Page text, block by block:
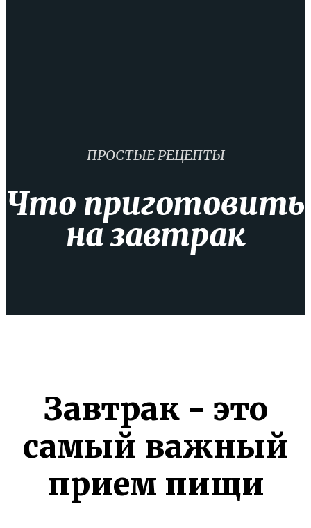
ПРОСТЫЕ РЕЦЕПТЫ
Что приготовить
на завтрак
Завтрак - это
самый важный
прием пищи